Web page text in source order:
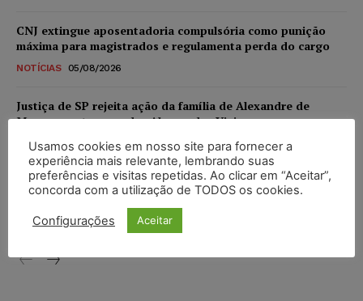
CNJ extingue aposentadoria compulsória como punição
máxima para magistrados e regulamenta perda do cargo
NOTÍCIAS 05/08/2026
Justiça de SP rejeita ação da família de Alexandre de
Moraes contra senador Alessandro Vieira
NOTÍCIAS 05/08/2026
Conselho Nacional de Justiça determina afastamento da
juíza Gabriela Hardt por dois anos
NOTÍCIAS 05/08/2026
Usamos cookies em nosso site para fornecer a
experiência mais relevante, lembrando suas
preferências e visitas repetidas. Ao clicar em “Aceitar”,
concorda com a utilização de TODOS os cookies.
Configurações Aceitar